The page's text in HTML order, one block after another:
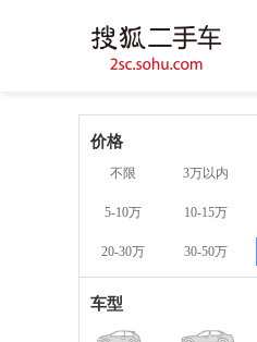
价格
不限 3万以内
5-10万 10-15万
20-30万 30-50万
车型